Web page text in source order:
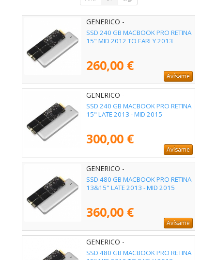
GENERICO -
SSD 240 GB MACBOOK PRO RETINA
15" MID 2012 TO EARLY 2013
260,00 €
Avísame
GENERICO -
SSD 240 GB MACBOOK PRO RETINA
15" LATE 2013 - MID 2015
300,00 €
Avísame
GENERICO -
SSD 480 GB MACBOOK PRO RETINA
13&15" LATE 2013 - MID 2015
360,00 €
Avísame
GENERICO -
SSD 480 GB MACBOOK PRO RETINA